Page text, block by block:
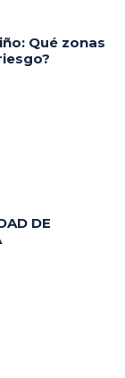
Qué zonas
DE